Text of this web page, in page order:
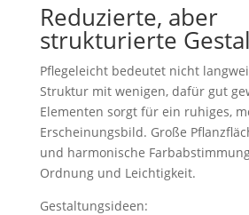
Reduzierte, aber
strukturierte
Pflegeleicht bedeutet nicht
Struktur mit wenigen, dafür gut
Elementen sorgt für ein ruhiges,
Erscheinungsbild. Große
und harmonische
Ordnung und Leichtigkeit.
Gestaltungsideen: